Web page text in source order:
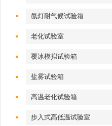
氙灯耐气候试验箱
老化试验室
覆冰模拟试验箱
盐雾试验箱
高温老化试验箱
步入式高低温试验室